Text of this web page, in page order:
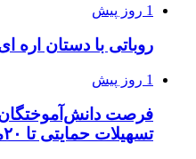
1 روز پیش
روباتی با دستان اره
1 روز پیش
فرصت دانش‌آموختگان
تسهیلات حمایتی تا ۲۰مرداد